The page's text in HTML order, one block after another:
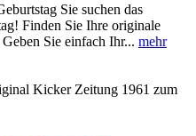
Sie suchen das
Finden Sie Ihre originale
Sie einfach Ihr... mehr
Kicker Zeitung 1961 zum